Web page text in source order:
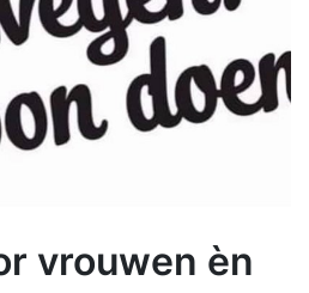
vrouwen èn